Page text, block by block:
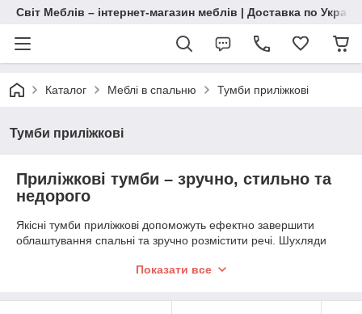
Світ Меблів – інтернет-магазин меблів | Доставка по
Каталог Меблі в спальню Тумби приліжкові
Тумби приліжкові
Приліжкові тумби – зручно, стильно та
недорого
Якісні тумби приліжкові допоможуть ефектно завершити
облаштування спальні та зручно розмістити речі. Шухляди
компанії «Світ Меблів» ви швидко підберете гарні тумби
створюють у спальні потрібну атмосферу для відпочинку.
Показати все